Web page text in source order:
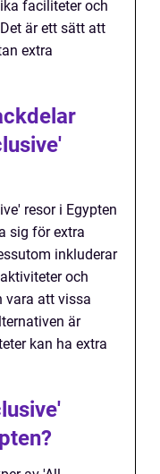
faciliteter och
är ett sätt att
extra
resor i Egypten
sig för extra
inkluderar
och
vara att vissa
är
kan ha extra